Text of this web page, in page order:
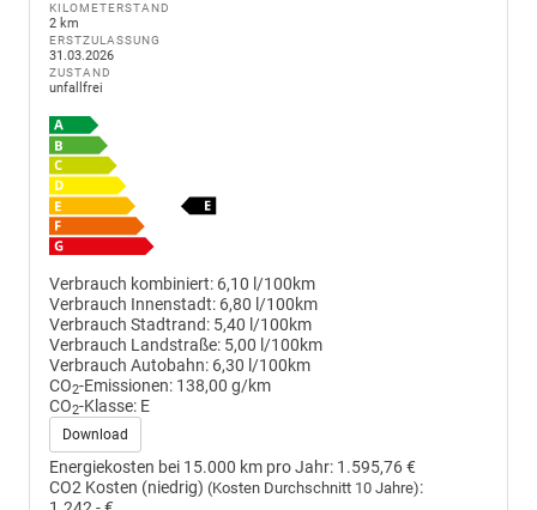
KILOMETERSTAND
2 km
ERSTZULASSUNG
31.03.2026
ZUSTAND
unfallfrei
Verbrauch kombiniert: 6,10 l/100km
Verbrauch Innenstadt: 6,80 l/100km
Verbrauch Stadtrand: 5,40 l/100km
Verbrauch Landstraße: 5,00 l/100km
Verbrauch Autobahn: 6,30 l/100km
CO2-Emissionen: 138,00 g/km
CO2-Klasse: E
Download
Energiekosten bei 15.000 km pro Jahr: 1.595,76 €
CO2 Kosten (niedrig) (Kosten Durchschnitt 10 Jahre):